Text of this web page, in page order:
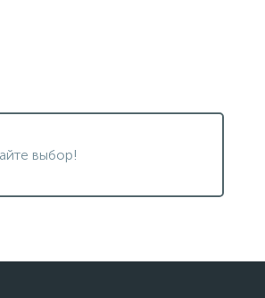
выбор!